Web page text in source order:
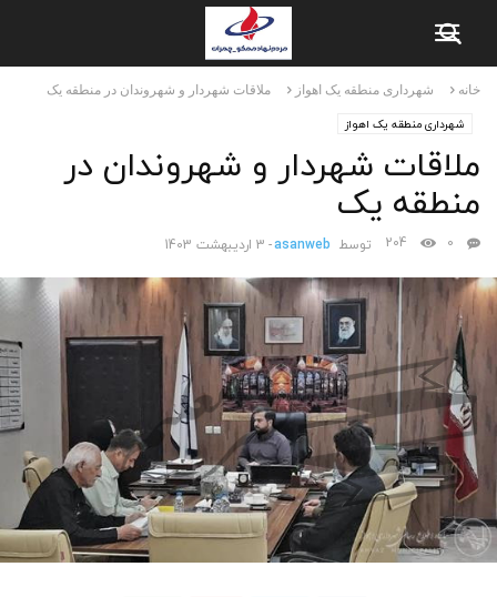
خانه شهرداری منطقه یک اهواز ملاقات شهردار و شهروندان در منطقه یک
شهرداری منطقه یک اهواز
ملاقات شهردار و شهروندان در
منطقه یک
توسط asanweb
- 3 اردیبهشت 1403 0
204